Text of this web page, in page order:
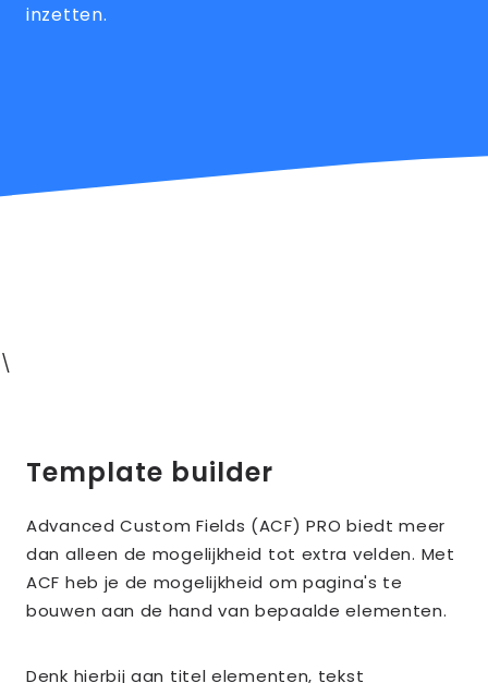
inzetten.
\
Template builder
Advanced Custom Fields (ACF) PRO biedt meer
dan alleen de mogelijkheid tot extra velden. Met
ACF heb je de mogelijkheid om pagina's te
bouwen aan de hand van bepaalde elementen.
Denk hierbij aan titel elementen, tekst